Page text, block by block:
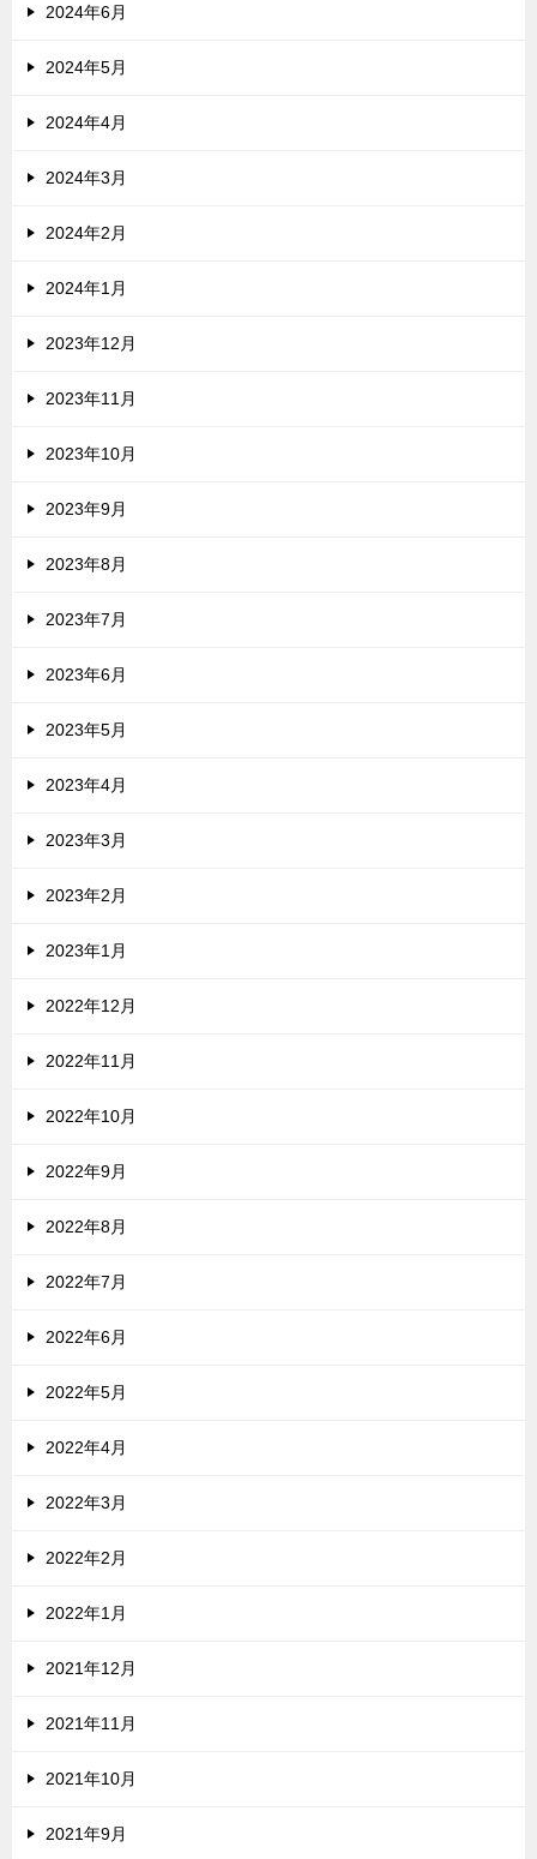
2024年6月
2024年5月
2024年4月
2024年3月
2024年2月
2024年1月
2023年12月
2023年11月
2023年10月
2023年9月
2023年8月
2023年7月
2023年6月
2023年5月
2023年4月
2023年3月
2023年2月
2023年1月
2022年12月
2022年11月
2022年10月
2022年9月
2022年8月
2022年7月
2022年6月
2022年5月
2022年4月
2022年3月
2022年2月
2022年1月
2021年12月
2021年11月
2021年10月
2021年9月